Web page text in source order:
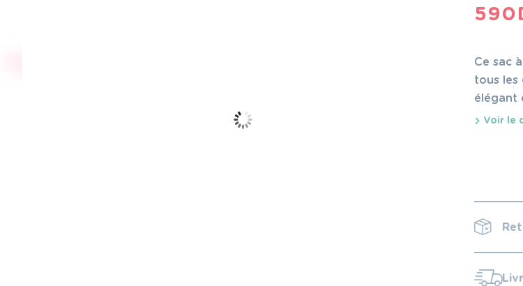
590
Ce sac
tous les
élégant
Voir le